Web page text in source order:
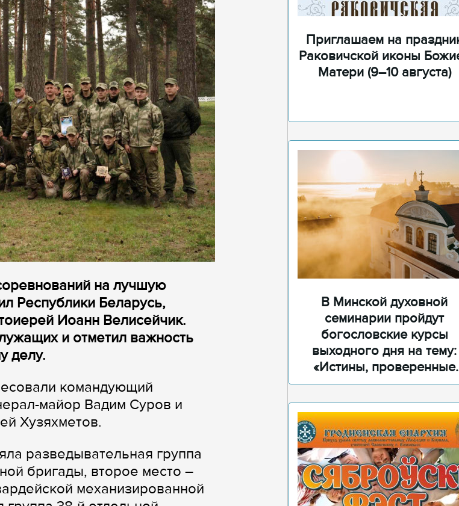
на лучшую
Республики Беларусь,
Иоанн Велисейчик.
и отметил важность
делу.
командующий
майор Вадим Суров и
Хузяхметов.
разведывательная группа
бригады, второе место –
механизированной
Приглашаем на
Раковичской иконы
Матери (9–10 августа)
В Минской духовной
семинарии пройдут
богословские курсы
выходного дня на тему:
«Истины, проверенные
временем»